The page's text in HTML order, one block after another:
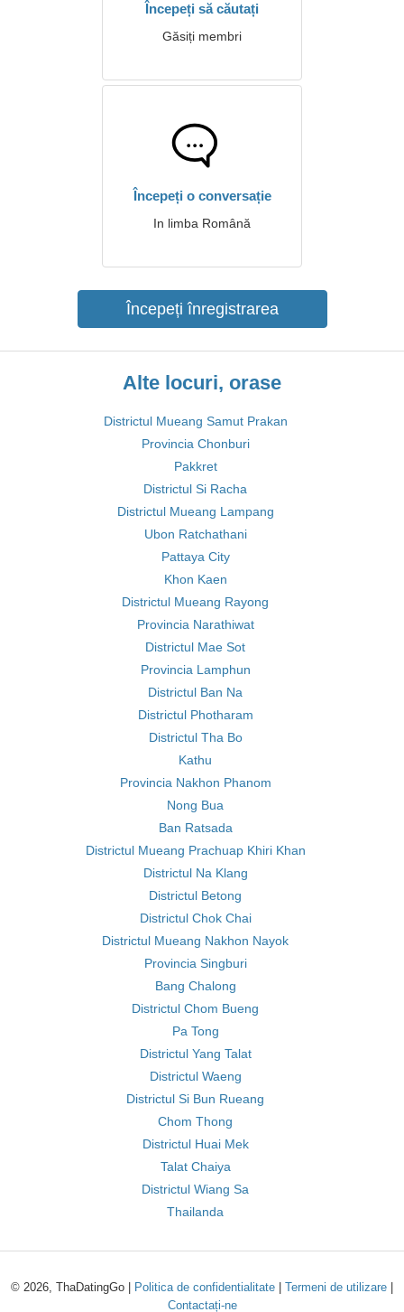
Începeți să căutați
Găsiți membri
Începeți o conversație
In limba Română
Începeți înregistrarea
Alte locuri, orase
Districtul Mueang Samut Prakan
Provincia Chonburi
Pakkret
Districtul Si Racha
Districtul Mueang Lampang
Ubon Ratchathani
Pattaya City
Khon Kaen
Districtul Mueang Rayong
Provincia Narathiwat
Districtul Mae Sot
Provincia Lamphun
Districtul Ban Na
Districtul Photharam
Districtul Tha Bo
Kathu
Provincia Nakhon Phanom
Nong Bua
Ban Ratsada
Districtul Mueang Prachuap Khiri Khan
Districtul Na Klang
Districtul Betong
Districtul Chok Chai
Districtul Mueang Nakhon Nayok
Provincia Singburi
Bang Chalong
Districtul Chom Bueng
Pa Tong
Districtul Yang Talat
Districtul Waeng
Districtul Si Bun Rueang
Chom Thong
Districtul Huai Mek
Talat Chaiya
Districtul Wiang Sa
Thailanda
© 2026, ThaDatingGo | Politica de confidentialitate Termeni de utilizare
Contactați-ne